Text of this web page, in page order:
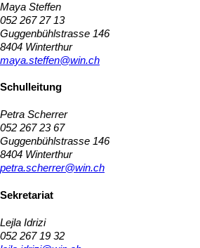
Maya Steffen
052 267 27 13
Guggenbühlstrasse 146
8404 Winterthur
maya.steffen@win.ch
Schulleitung
Petra Scherrer
052 267 23 67
Guggenbühlstrasse 146
8404 Winterthur
petra.scherrer@win.ch
Sekretariat
Lejla Idrizi
052 267 19 32